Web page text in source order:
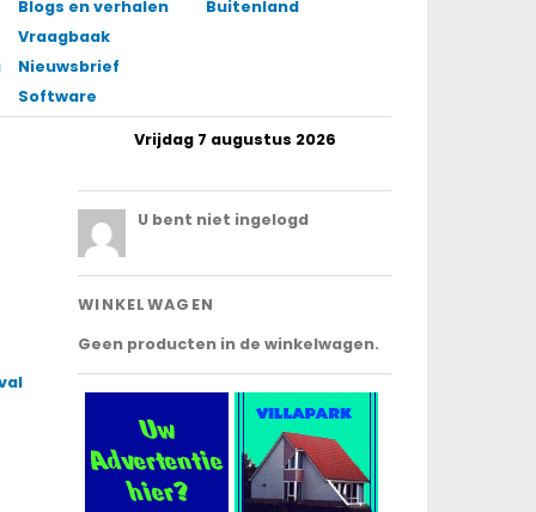
Blogs en verhalen
Vraagbaak
Nieuwsbrief
Software
Buitenland
Vrijdag 7 augustus 2026
U bent niet ingelogd
WINKELWAGEN
Geen producten in de winkelwagen.